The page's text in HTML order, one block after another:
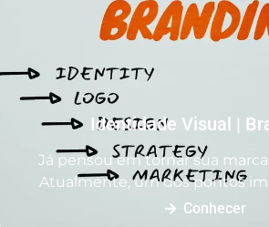
Identidade Visual |
Já pensou em tornar sua
Atualmente, um dos pontos
Conhecer